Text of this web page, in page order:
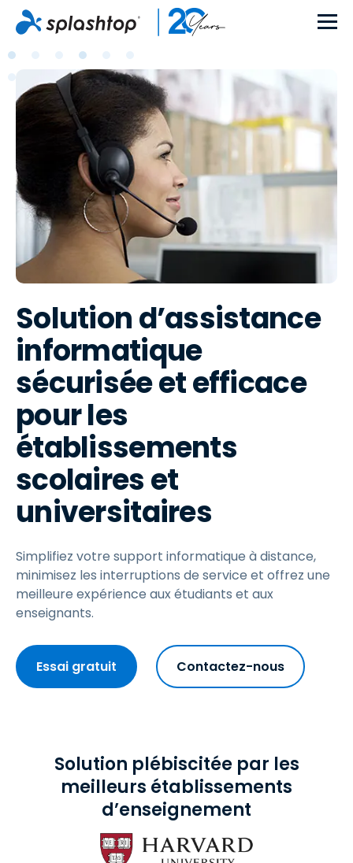
Solution d’assistance
informatique
sécurisée et efficace
pour les
établissements
scolaires et
universitaires
Simplifiez votre support informatique à distance,
minimisez les interruptions de service et offrez une
meilleure expérience aux étudiants et aux
enseignants.
Essai gratuit Contactez-nous
Solution plébiscitée par les
meilleurs établissements
d’enseignement